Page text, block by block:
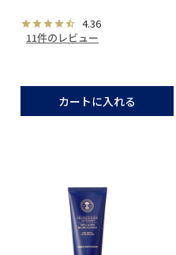
4.36
11件のレビュー
カートに入れる